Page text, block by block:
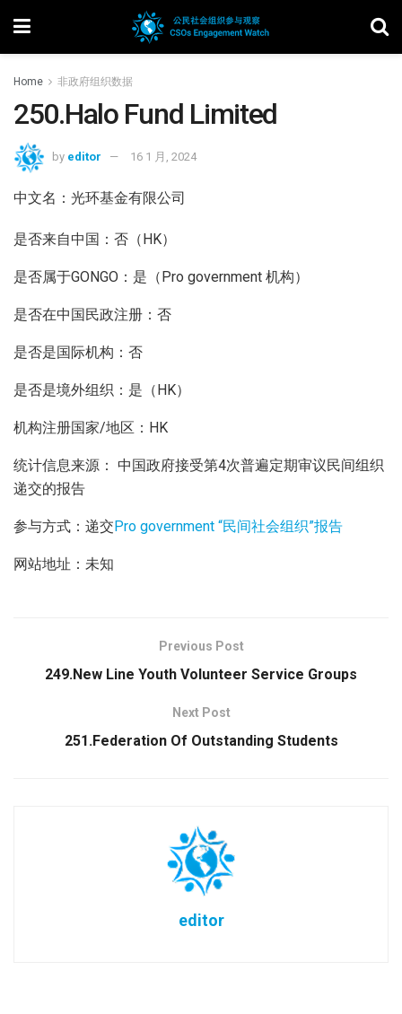
Home 非政府组织数据
250.Halo Fund Limited
by editor 16 1 月, 2024
中文名：光环基金有限公司
是否来自中国：否（HK）
是否属于GONGO：是（Pro government 机构）
是否在中国民政注册：否
是否是国际机构：否
是否是境外组织：是（HK）
机构注册国家/地区：HK
统计信息来源： 中国政府接受第4次普遍定期审议民间组织
递交的报告
参与方式：递交Pro government “民间社会组织”报告
网站地址：未知
Previous Post
249.New Line Youth Volunteer Service Groups
Next Post
251.Federation Of Outstanding Students
editor